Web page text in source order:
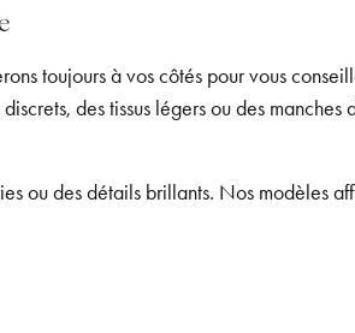
toujours à vos côtés pour vous
des tissus légers ou des manches
ou des détails brillants. Nos modèles